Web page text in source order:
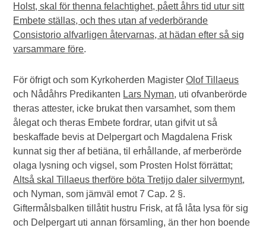
Holst, skal för thenna felachtighet, påett åhrs tid utur sitt
Embete ställas, och thes utan af vederbörande
Consistorio alfvarligen återvarnas, at hädan efter så sig
varsammare före.
För öfrigt och som Kyrkoherden MagisterOlof Tillaeus
och Nådåhrs Predikanten Lars Nyman, uti ofvanberörde
theras attester, icke brukat then varsamhet, som them
ålegat och theras Embete fordrar, utan gifvit ut så
beskaffade bevis at Delpergart och Magdalena Frisk
kunnat sig ther af betiäna, til erhållande, af merberörde
olaga lysning och vigsel, som Prosten Holst förrättat;
Altså skal Tillaeus therföre böta Tretijo daler silvermynt,
och Nyman, som jämväl emot 7 Cap. 2 §.
Giftermålsbalken tillåtit hustru Frisk, at få låta lysa för sig
och Delpergart uti annan församling, än ther hon boende